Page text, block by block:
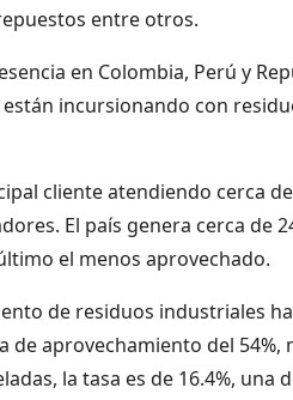
entre otros.
en Colombia, Perú y
incursionando con
cliente atendiendo cerca
El país genera cerca de
el menos aprovechado.
de residuos industriales
de aprovechamiento del
la tasa es de 16.4%, una